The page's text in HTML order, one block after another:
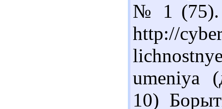
№ 1 (75).
http://
umeniya
10)